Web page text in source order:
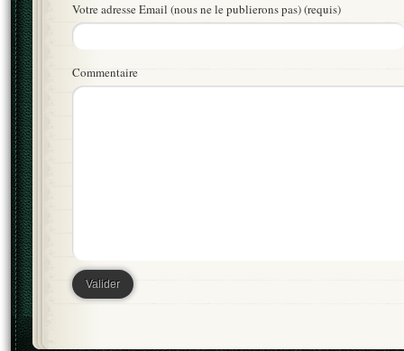
Votre adresse Email (nous ne le publierons pas) (requis)
Commentaire